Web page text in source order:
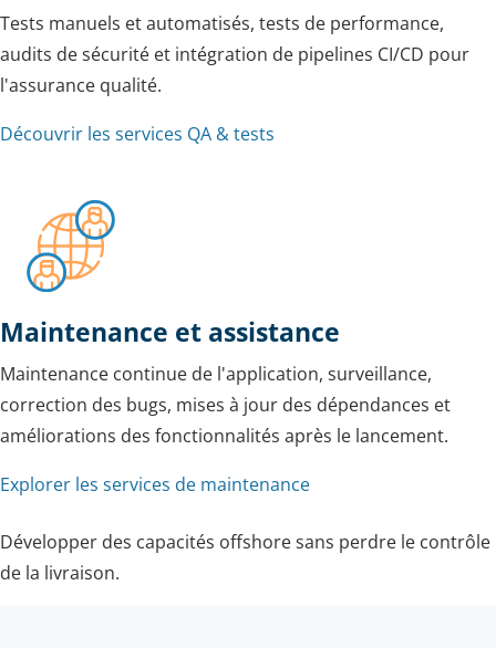
Tests manuels et automatisés, tests de performance,
audits de sécurité et intégration de pipelines CI/CD pour
l'assurance qualité.
Découvrir les services QA & tests
Maintenance et assistance
Maintenance continue de l'application, surveillance,
correction des bugs, mises à jour des dépendances et
améliorations des fonctionnalités après le lancement.
Explorer les services de maintenance
Développer des capacités offshore sans perdre le contrôle
de la livraison.